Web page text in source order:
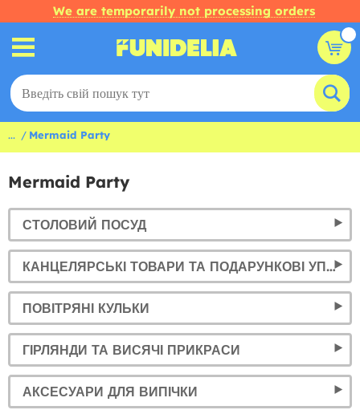
We are temporarily not processing orders
... Mermaid Party
Mermaid Party
СТОЛОВИЙ ПОСУД
КАНЦЕЛЯРСЬКІ ТОВАРИ ТА ПОДАРУНКОВІ УПАКОВКИ
ПОВІТРЯНІ КУЛЬКИ
ГІРЛЯНДИ ТА ВИСЯЧІ ПРИКРАСИ
АКСЕСУАРИ ДЛЯ ВИПІЧКИ